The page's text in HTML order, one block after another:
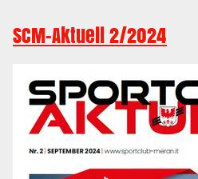
SCM-Aktuell 2/2024